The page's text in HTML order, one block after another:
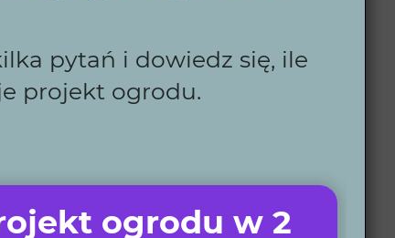
wizje.
które ułatwiają codzienną pielęgnację
wygodne projektowanie online.
pytań i dowiedz się, ile
projekt ogrodu.
ogrodu w 2